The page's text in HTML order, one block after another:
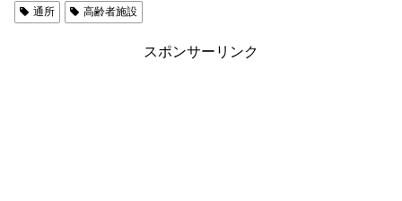
通所
高齢者施設
スポンサーリンク